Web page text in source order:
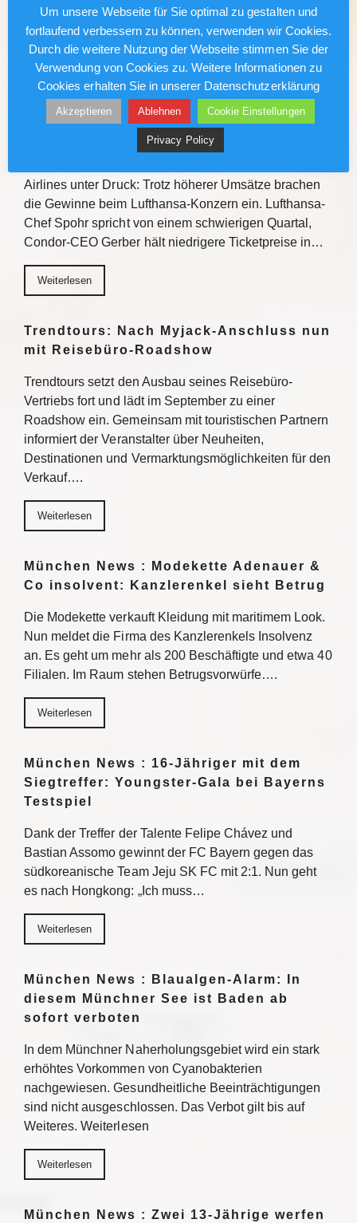
Gewinnchancen bietet die Veranstaltungsreihe
Einblicke zu den Fluss- und…
Weiterlesen
Lufthansa/Condor: Kerosinkosten
drücken den Gewinn
Airlines unter Druck: Trotz höherer Umsätze brachen
die Gewinne beim Lufthansa-Konzern ein. Lufthansa-
Chef Spohr spricht von einem schwierigen Quartal,
Condor-CEO Gerber hält niedrigere Ticketpreise in…
Weiterlesen
Trendtours: Nach Myjack-Anschluss nun
mit Reisebüro-Roadshow
Trendtours setzt den Ausbau seines Reisebüro-
Vertriebs fort und lädt im September zu einer
Roadshow ein. Gemeinsam mit touristischen Partnern
informiert der Veranstalter über Neuheiten,
Destinationen und Vermarktungsmöglichkeiten für den
Verkauf….
Weiterlesen
München News : Modekette Adenauer &
Co insolvent: Kanzlerenkel sieht Betrug
Die Modekette verkauft Kleidung mit maritimem Look.
Nun meldet die Firma des Kanzlerenkels Insolvenz
an. Es geht um mehr als 200 Beschäftigte und etwa 40
Filialen. Im Raum stehen Betrugsvorwürfe….
Weiterlesen
München News : 16-Jähriger mit dem
Siegtreffer: Youngster-Gala bei Bayerns
Testspiel
Dank der Treffer der Talente Felipe Chávez und
Bastian Assomo gewinnt der FC Bayern gegen das
südkoreanische Team Jeju SK FC mit 2:1. Nun geht
es nach Hongkong: „Ich muss…
Weiterlesen
München News : Blaualgen-Alarm: In
diesem Münchner See ist Baden ab
sofort verboten
In dem Münchner Naherholungsgebiet wird ein stark
erhöhtes Vorkommen von Cyanobakterien
nachgewiesen. Gesundheitliche Beeinträchtigungen
sind nicht ausgeschlossen. Das Verbot gilt bis auf
Weiteres. Weiterlesen
Weiterlesen
München News : Zwei 13-Jährige werfen
Um unsere Webseite für Sie optimal zu gestalten und
fortlaufend verbessern zu können, verwenden wir Cookies.
Durch die weitere Nutzung der Webseite stimmen Sie der
Verwendung von Cookies zu. Weitere Informationen zu
Cookies erhalten Sie in unserer Datenschutzerklärung
Akzeptieren Ablehnen Cookie Einstellungen
Privacy Policy